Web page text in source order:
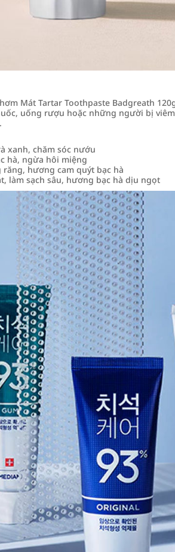
Mát Tartar Toothpaste Badgreath
uống rượu hoặc những người bị
xanh, chăm sóc nướu
hà, ngừa hôi miệng
hương cam quýt bạc hà
làm sạch sâu, hương bạc hà dịu ngọt